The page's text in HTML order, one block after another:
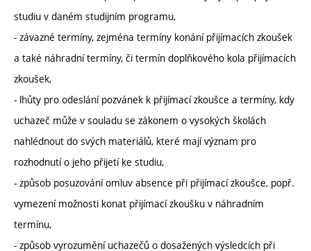
studiu v daném studijním programu,
- závazné termíny, zejména termíny konání přijímacích zkoušek
a také náhradní termíny, či termín doplňkového kola přijímacích
zkoušek,
- lhůty pro odeslání pozvánek k přijímací zkoušce a termíny, kdy
uchazeč může v souladu se zákonem o vysokých školách
nahlédnout do svých materiálů, které mají význam pro
rozhodnutí o jeho přijetí ke studiu,
- způsob posuzování omluv absence při přijímací zkoušce, popř.
vymezení možnosti konat přijímací zkoušku v náhradním
termínu,
- způsob vyrozumění uchazečů o dosažených výsledcích při